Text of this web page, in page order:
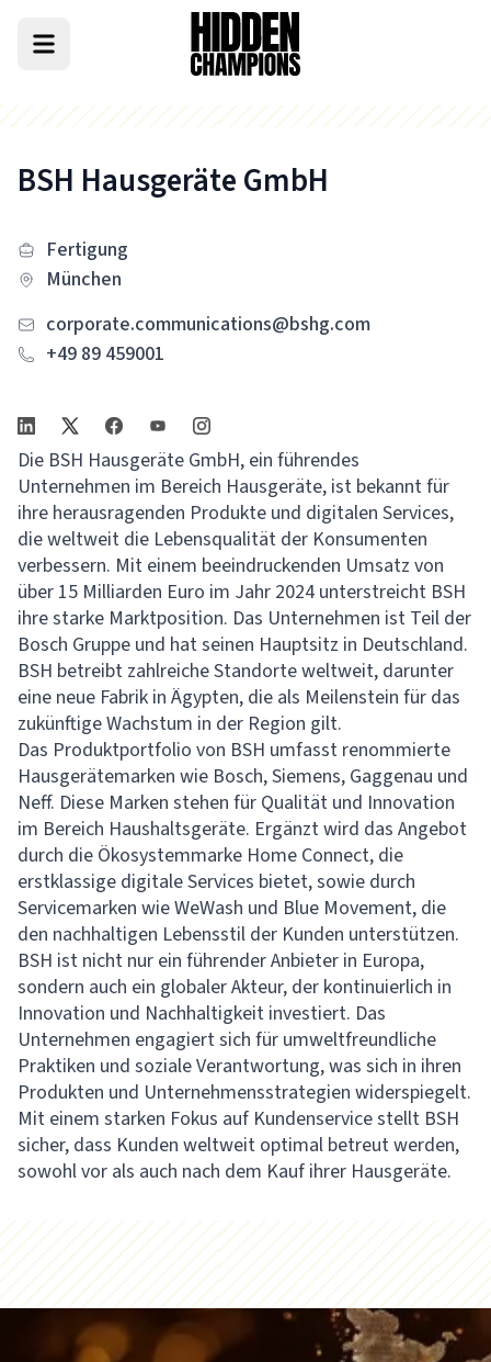
BSH Hausgeräte GmbH
Fertigung
München
corporate.communications@bshg.com
+49 89 459001
Die BSH Hausgeräte GmbH, ein führendes
Unternehmen im Bereich Hausgeräte, ist bekannt für
ihre herausragenden Produkte und digitalen Services,
die weltweit die Lebensqualität der Konsumenten
verbessern. Mit einem beeindruckenden Umsatz von
über 15 Milliarden Euro im Jahr 2024 unterstreicht BSH
ihre starke Marktposition. Das Unternehmen ist Teil der
Bosch Gruppe und hat seinen Hauptsitz in Deutschland.
BSH betreibt zahlreiche Standorte weltweit, darunter
eine neue Fabrik in Ägypten, die als Meilenstein für das
zukünftige Wachstum in der Region gilt.
Das Produktportfolio von BSH umfasst renommierte
Hausgerätemarken wie Bosch, Siemens, Gaggenau und
Neff. Diese Marken stehen für Qualität und Innovation
im Bereich Haushaltsgeräte. Ergänzt wird das Angebot
durch die Ökosystemmarke Home Connect, die
erstklassige digitale Services bietet, sowie durch
Servicemarken wie WeWash und Blue Movement, die
den nachhaltigen Lebensstil der Kunden unterstützen.
BSH ist nicht nur ein führender Anbieter in Europa,
sondern auch ein globaler Akteur, der kontinuierlich in
Innovation und Nachhaltigkeit investiert. Das
Unternehmen engagiert sich für umweltfreundliche
Praktiken und soziale Verantwortung, was sich in ihren
Produkten und Unternehmensstrategien widerspiegelt.
Mit einem starken Fokus auf Kundenservice stellt BSH
sicher, dass Kunden weltweit optimal betreut werden,
sowohl vor als auch nach dem Kauf ihrer Hausgeräte.